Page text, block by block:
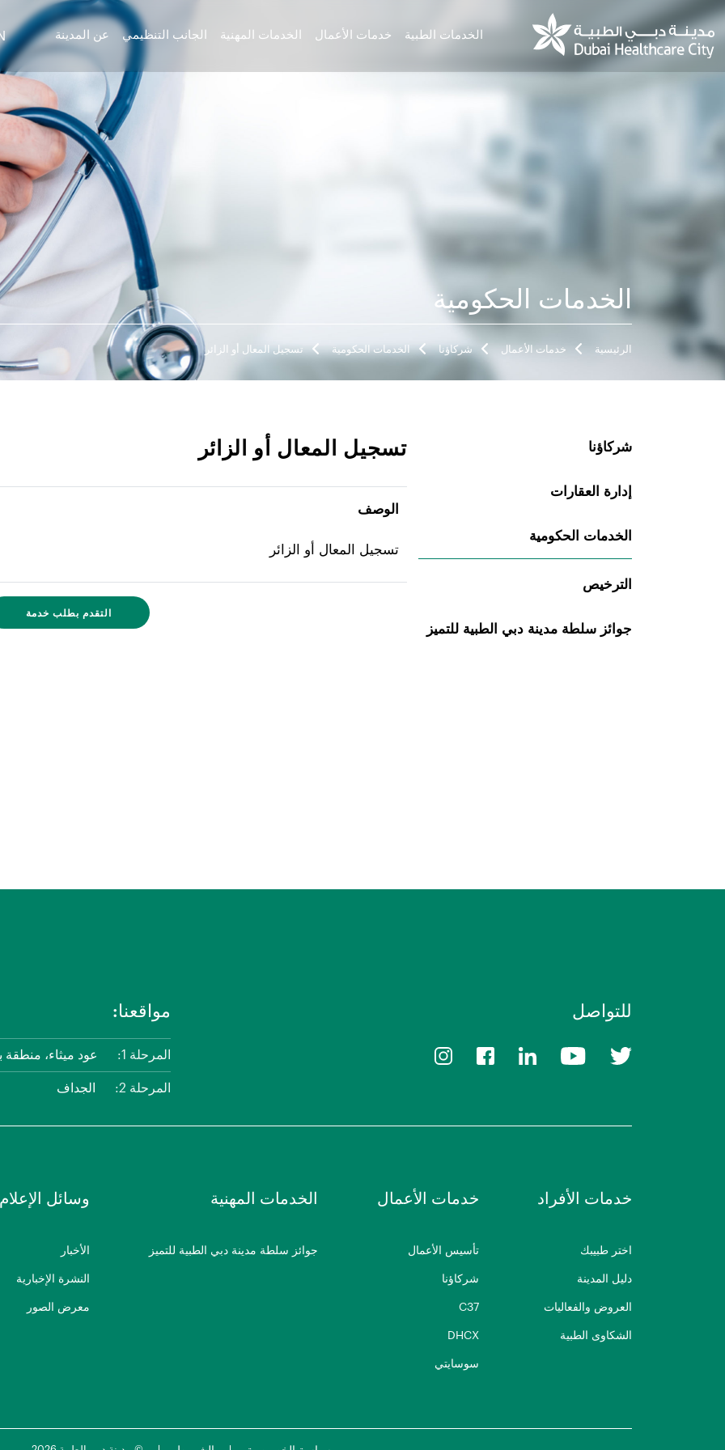
الخدمات الطبية خدمات الأعمال الخدمات المهنية الجانب التنظيمي عن المدينة
الخدمات الحكومية
الرئيسية خدمات الأعمال شركاؤنا الخدمات الحكومية تسجيل المعال أو الزائر
تسجيل المعال أو الزائر
الوصف
​تسجيل المعال أو الزائر
التقدم بطلب خدمة
شركاؤنا
إدارة العقارات
الخدمات الحكومية
الترخيص
جوائز سلطة مدينة دبي الطبية للتميز
للتواصل مواقعنا:
المرحلة 1: عود ميثاء، منطقة
المرحلة 2: الجداف
خدمات الأفراد
اختر طبيبك
دليل المدينة
العروض والفعاليات
الشكاوى الطبية
خدمات الأعمال
تأسيس الأعمال
شركاؤنا
C37
DHCX
سوسايتي
الخدمات المهنية
جوائز سلطة مدينة دبي الطبية للتميز
وسائل الإعلام
الأخبار
النشرة الإخبارية
معرض الصور